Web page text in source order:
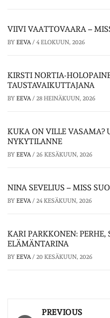
VIIVI VAATTOVAARA –
BY EEVA / 4 ELOKUUN, 2026
KIRSTI NORTIA-
TAUSTAVAIKUTTAJANA
BY EEVA / 28 HEINÄKUUN, 2026
KUKA ON VILLE VASAMA?
NYKYTILANNE
BY EEVA / 26 KESÄKUUN, 2026
NINA SEVELIUS – MISS
BY EEVA / 24 KESÄKUUN, 2026
KARI PARKKONEN: PERHE,
ELÄMÄNTARINA
BY EEVA / 20 KESÄKUUN, 2026
Post
PREVIOUS